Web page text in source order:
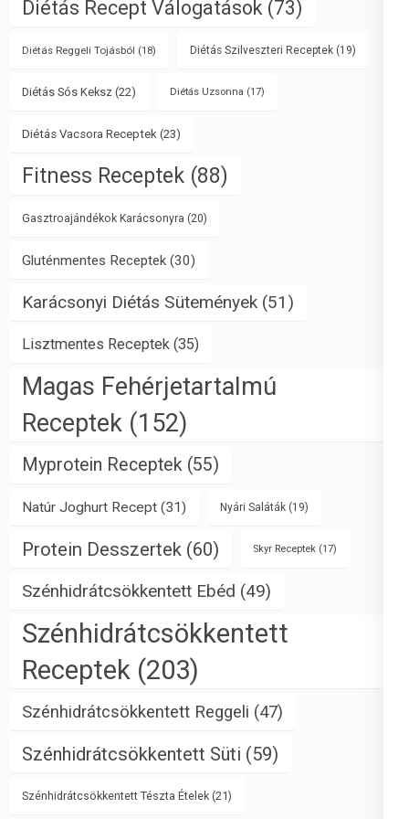
Diétás Recept Válogatások (73)
Diétás Reggeli Tojásból (18) Diétás Szilveszteri Receptek (19)
Diétás Sós Keksz (22) Diétás Uzsonna (17)
Diétás Vacsora Receptek (23)
Fitness Receptek (88)
Gasztroajándékok Karácsonyra (20)
Gluténmentes Receptek (30)
Karácsonyi Diétás Sütemények (51)
Lisztmentes Receptek (35)
Magas Fehérjetartalmú
Receptek (152)
Myprotein Receptek (55)
Natúr Joghurt Recept (31) Nyári Saláták (19)
Protein Desszertek (60) Skyr Receptek (17)
Szénhidrátcsökkentett Ebéd (49)
Szénhidrátcsökkentett
Receptek (203)
Szénhidrátcsökkentett Reggeli (47)
Szénhidrátcsökkentett Süti (59)
Szénhidrátcsökkentett Tészta Ételek (21)